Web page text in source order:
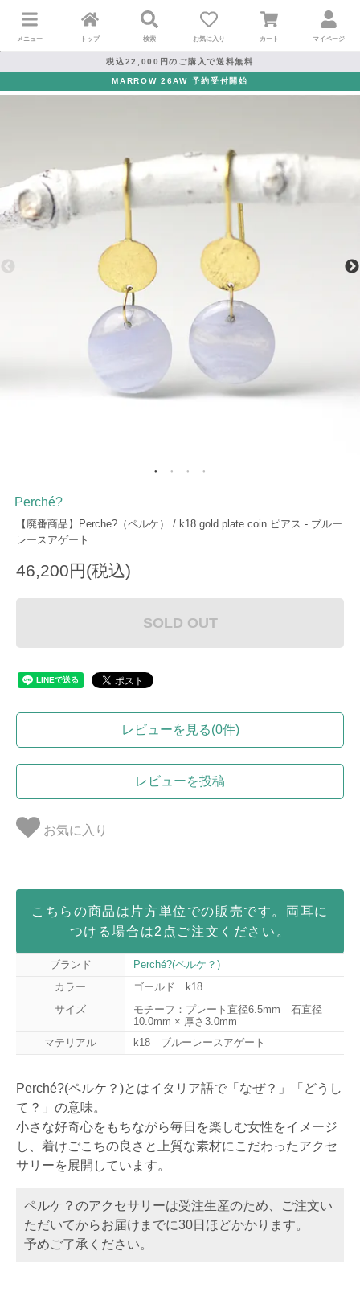
メニュー トップ 検索 お気に入り カート マイページ
税込22,000円のご購入で送料無料
MARROW 26AW 予約受付開始
Perché?
【廃番商品】Perche?（ペルケ） / k18 gold plate coin ピアス - ブルー
レースアゲート
46,200円(税込)
SOLD OUT
レビューを見る(0件)
レビューを投稿
お気に入り
こちらの商品は片方単位での販売です。両耳に
つける場合は2点ご注文ください。
ブランド
Perché?(ペルケ？)
カラー
ゴールド k18
サイズ
モチーフ：プレート直径6.5mm 石直径
10.0mm × 厚さ3.0mm
マテリアル
k18 ブルーレースアゲート
Perché?(ペルケ？)とはイタリア語で「なぜ？」「どうし
て？」の意味。
小さな好奇心をもちながら毎日を楽しむ女性をイメージ
し、着けごこちの良さと上質な素材にこだわったアクセ
サリーを展開しています。
ペルケ？のアクセサリーは受注生産のため、ご注文い
ただいてからお届けまでに30日ほどかかります。
予めご了承ください。